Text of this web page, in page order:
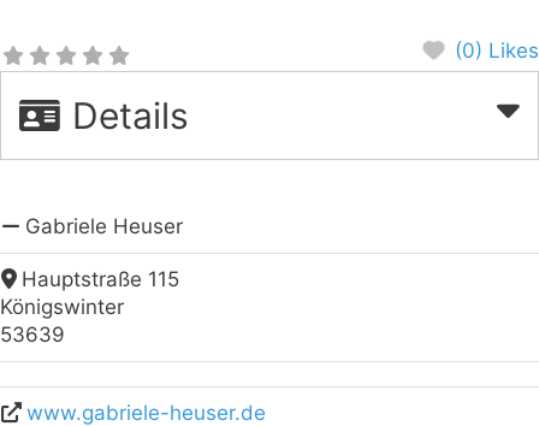
(0) Likes
Details
Gabriele Heuser
Hauptstraße 115
Königswinter
53639
www.gabriele-heuser.de